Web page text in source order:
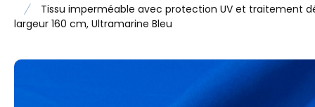
Tissu imperméable avec protection UV et traitement
largeur 160 cm, Ultramarine Bleu